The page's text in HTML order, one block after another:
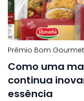
Prêmio Bom Gourmet
Como uma
continua
essência